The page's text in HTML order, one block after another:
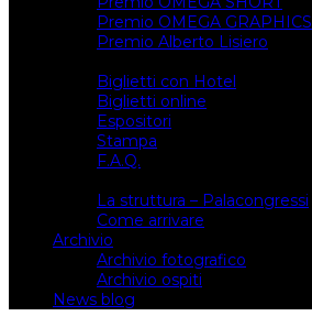
Premio OMEGA GRAPHICS
Premio Alberto Lisiero
Biglietti con Hotel
Biglietti online
Espositori
Stampa
F.A.Q.
La struttura – Palacongressi
Come arrivare
Archivio
Archivio fotografico
Archivio ospiti
News blog